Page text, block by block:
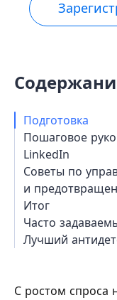
Подготовка
Пошаговое
LinkedIn
Советы по
и
Итог
Часто
Лучший
С ростом спроса